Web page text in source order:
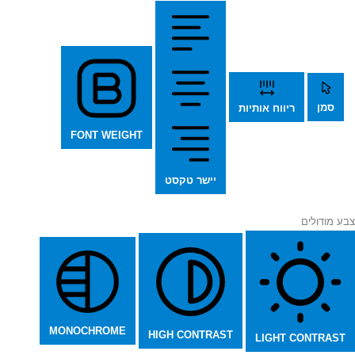
סמן ריווח אותיות
יישר טקסט
FONT WEIGHT
צבע מודולים
LIGHT CONTRAST
HIGH CONTRAST
MONOCHROME